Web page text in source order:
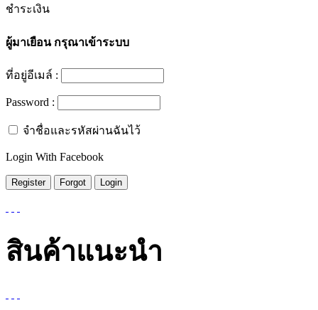
ชำระเงิน
ผู้มาเยือนกรุณาเข้าระบบ
ที่อยู่อีเมล์ :
Password :
จำชื่อและรหัสผ่านฉันไว้
Login With Facebook
สินค้าแนะนำ